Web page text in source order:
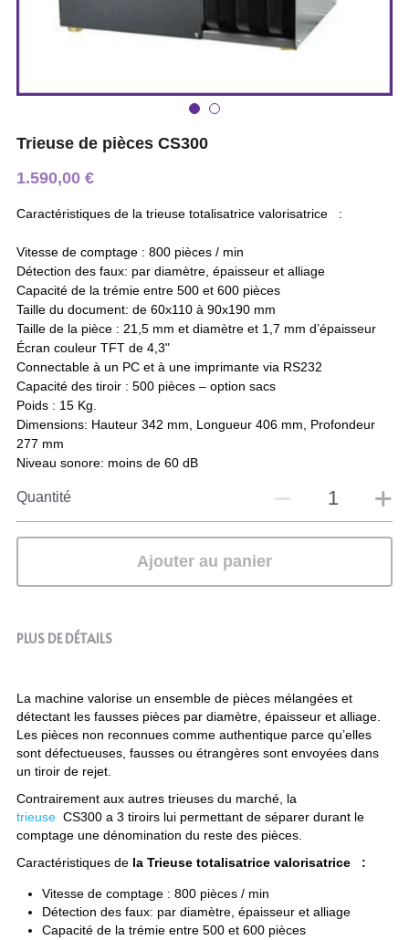
Trieuse de pièces CS300
1.590,00 €
Caractéristiques de la trieuse totalisatrice valorisatrice :
Vitesse de comptage : 800 pièces / min
Détection des faux: par diamètre, épaisseur et alliage
Capacité de la trémie entre 500 et 600 pièces
Taille du document: de 60x110 à 90x190 mm
Taille de la pièce : 21,5 mm et diamètre et 1,7 mm d’épaisseur
Écran couleur TFT de 4,3"
Connectable à un PC et à une imprimante via RS232
Capacité des tiroir : 500 pièces – option sacs
Poids : 15 Kg.
Dimensions: Hauteur 342 mm, Longueur 406 mm, Profondeur
277 mm
Niveau sonore: moins de 60 dB
Quantité
Ajouter au panier
PLUS DE DÉTAILS
La machine valorise un ensemble de pièces mélangées et
détectant les fausses pièces par diamètre, épaisseur et alliage.
Les pièces non reconnues comme authentique parce qu’elles
sont défectueuses, fausses ou étrangères sont envoyées dans
un tiroir de rejet.
trieuse CS300 a 3 tiroirs lui permettant de séparer durant le
comptage une dénomination du reste des pièces.
Caractéristiques de la Trieuse totalisatrice valorisatrice   :
Vitesse de comptage : 800 pièces / min
Détection des faux: par diamètre, épaisseur et alliage
Capacité de la trémie entre 500 et 600 pièces